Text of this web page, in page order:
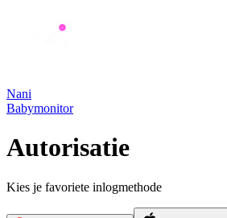
Nani
Babymonitor
Autorisatie
Kies je favoriete inlogmethode